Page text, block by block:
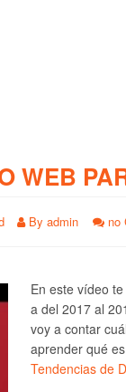
WEB
By admin no
En este vídeo
a del 2017 al
voy a contar
aprender qué
Tendencias de